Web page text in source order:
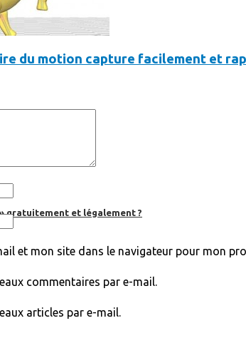
gratuitement et légalement ?
du motion capture facilement et
et mon site dans le navigateur pour mon
commentaires par e-mail.
articles par e-mail.